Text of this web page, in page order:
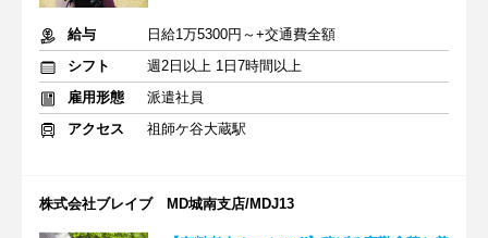
給与
日給1万5300円～+交通費全額
シフト
週2日以上 1日7時間以上
雇用形態
派遣社員
アクセス
祖師ケ谷大蔵駅
株式会社ブレイブ MD城南支店/MDJ13